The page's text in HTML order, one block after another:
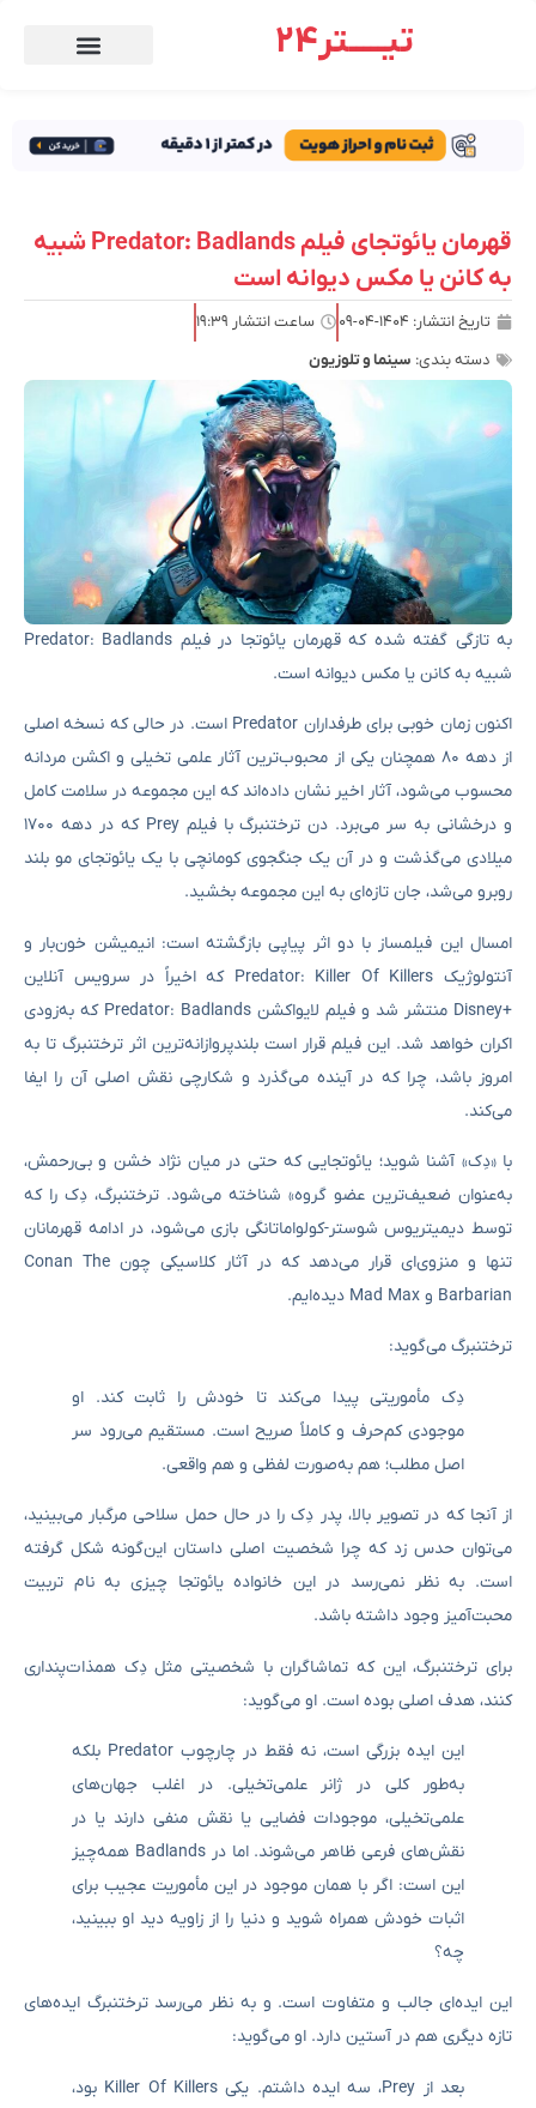
تیـــــتر24
قهرمان یائوتجای فیلم Predator: Badlands شبیه
به کانن یا مکس دیوانه است
تاریخ انتشار: ۱۴۰۴-۰۴-۰۹ ساعت انتشار ۱۹:۳۹
دسته بندی: سینما و تلوزیون
به تازگی گفته شده که قهرمان یائوتجا در فیلم Predator: Badlands
شبیه به کانن یا مکس دیوانه است.
اکنون زمان خوبی برای طرفداران Predator است. در حالی که نسخه اصلی
از دهه ۸۰ همچنان یکی از محبوب‌ترین آثار علمی‌ تخیلی و اکشن مردانه
محسوب می‌شود، آثار اخیر نشان داده‌اند که این مجموعه در سلامت کامل
و درخشانی به سر می‌برد. دن ترختنبرگ با فیلم Prey که در دهه ۱۷۰۰
میلادی می‌گذشت و در آن یک جنگجوی کومانچی با یک یائوتجای مو بلند
روبرو می‌شد، جان تازه‌ای به این مجموعه بخشید.
امسال این فیلمساز با دو اثر پیاپی بازگشته است: انیمیشن خون‌بار و
آنتولوژیک Predator: Killer Of Killers که اخیراً در سرویس آنلاین
+Disney منتشر شد و فیلم لایواکشن Predator: Badlands که به‌زودی
اکران خواهد شد. این فیلم قرار است بلندپروازانه‌ترین اثر ترختنبرگ تا به
امروز باشد، چرا که در آینده می‌گذرد و شکارچی نقش اصلی آن را ایفا
می‌کند.
با «دِک» آشنا شوید؛ یائوتجایی که حتی در میان نژاد خشن و بی‌رحمش،
به‌عنوان ضعیف‌ترین عضو گروه» شناخته می‌شود. ترختنبرگ، دِک را که
توسط دیمیتریوس شوستر-کولواماتانگی بازی می‌شود، در ادامه قهرمانان
تنها و منزوی‌ای قرار می‌دهد که در آثار کلاسیکی چون Conan The
Barbarian و Mad Max دیده‌ایم.
ترختنبرگ می‌گوید:
دِک مأموریتی پیدا می‌کند تا خودش را ثابت کند. او
موجودی کم‌حرف و کاملاً صریح است. مستقیم می‌رود سر
اصل مطلب؛ هم به‌صورت لفظی و هم واقعی.
از آنجا که در تصویر بالا، پدر دِک را در حال حمل سلاحی مرگبار می‌بینید،
می‌توان حدس زد که چرا شخصیت اصلی داستان این‌گونه شکل گرفته
است. به نظر نمی‌رسد در این خانواده یائوتجا چیزی به نام تربیت
محبت‌آمیز وجود داشته باشد.
برای ترختنبرگ، این که تماشاگران با شخصیتی مثل دِک همذات‌پنداری
کنند، هدف اصلی بوده است. او می‌گوید:
این ایده بزرگی است، نه فقط در چارچوب Predator بلکه
به‌طور کلی در ژانر علمی‌تخیلی. در اغلب جهان‌های
علمی‌تخیلی، موجودات فضایی یا نقش منفی دارند یا در
نقش‌های فرعی ظاهر می‌شوند. اما در Badlands همه‌چیز
این است: اگر با همان موجود در این مأموریت عجیب برای
اثبات خودش همراه شوید و دنیا را از زاویه دید او ببینید،
چه؟
این ایده‌ای جالب و متفاوت است. و به نظر می‌رسد ترختنبرگ ایده‌های
تازه دیگری هم در آستین دارد. او می‌گوید:
بعد از Prey، سه ایده داشتم. یکی Killer Of Killers بود،